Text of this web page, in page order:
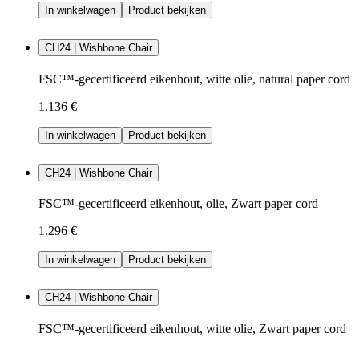
In winkelwagen Product bekijken
CH24 | Wishbone Chair
FSC™-gecertificeerd eikenhout, witte olie, natural paper cord
1.136 €
In winkelwagen Product bekijken
CH24 | Wishbone Chair
FSC™-gecertificeerd eikenhout, olie, Zwart paper cord
1.296 €
In winkelwagen Product bekijken
CH24 | Wishbone Chair
FSC™-gecertificeerd eikenhout, witte olie, Zwart paper cord